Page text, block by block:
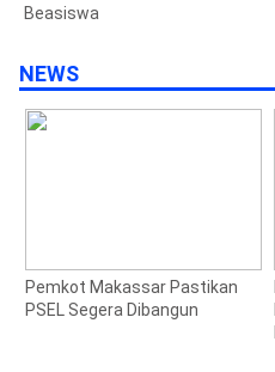
Beasiswa
NEWS
Pemkot Makassar Pastikan
PSEL Segera Dibangun